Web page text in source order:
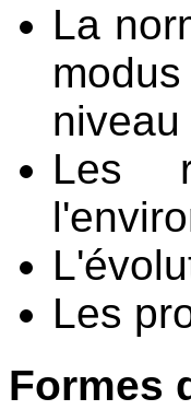
La
niveau
Les
Les
Formes